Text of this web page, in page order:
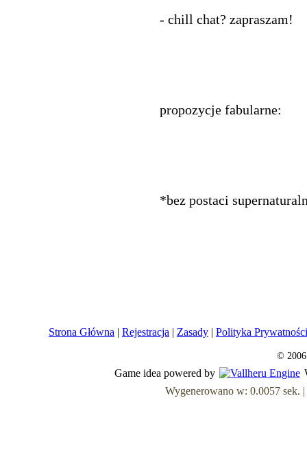
- chill chat? zapraszam!
propozycje fabularne:
*bez postaci
Strona Główna | Rejestracja | Zasady | Polityka Prywatności
©
Game idea powered by
Wygenerowano w: 0.0057 sek.